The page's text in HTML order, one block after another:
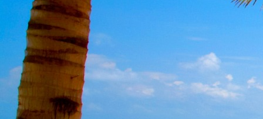
2081
e-mail:
telefonszám: